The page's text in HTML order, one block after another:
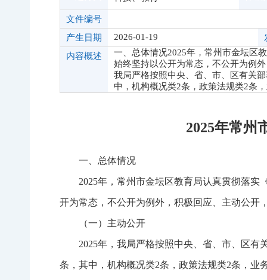
文件编号
产生日期
2026-01-19
内容概述
一、总体情况2025年，常州市金坛区
始终坚持以公开为常态，不公开为例
我局严格按照中央、省、市、区有关
中，机构概况类2条，政策法规类2条
2025年常州
一、总体情况
2025年，常州市金坛区教育局认真贯彻落
开为常态，不公开为例外，积极回应、主动公开
（一）主动公开
2025年，我局严格按照中央、省、市、区
条，其中，机构概况类2条，政策法规类2条，业